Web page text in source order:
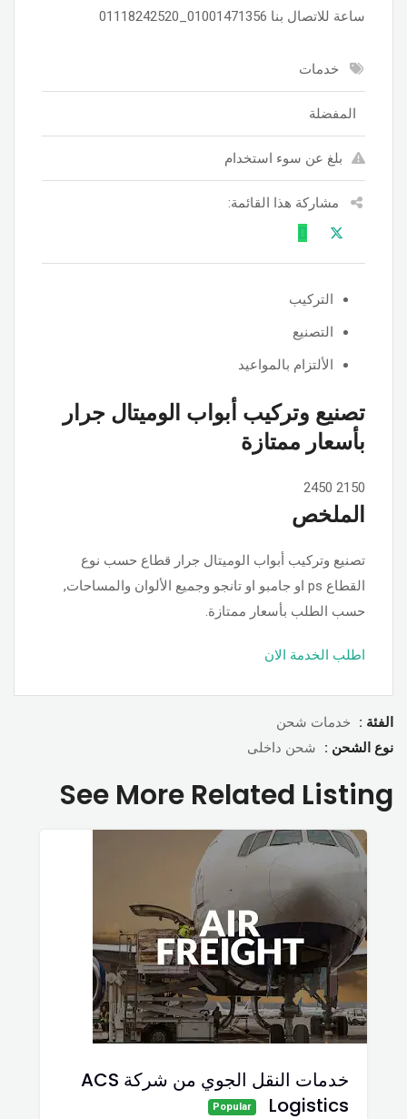
ساعة للاتصال بنا 01001471356_01118242520
خدمات
المفضلة
بلغ عن سوء استخدام
مشاركة هذا القائمة:
التركيب
التصنيع
الألتزام بالمواعيد
تصنيع وتركيب أبواب الوميتال جرار
بأسعار ممتازة
2150
2450
الملخص
تصنيع وتركيب أبواب الوميتال جرار قطاع حسب نوع
القطاع ps او جامبو او تانجو وجميع الألوان والمساحات,
حسب الطلب بأسعار ممتازة.
اطلب الخدمة الان
الفئة :
خدمات شحن
نوع الشحن :
شحن داخلى
See More Related Listing
خدمات النقل الجوي من شركة ACS
Logistics
Popular